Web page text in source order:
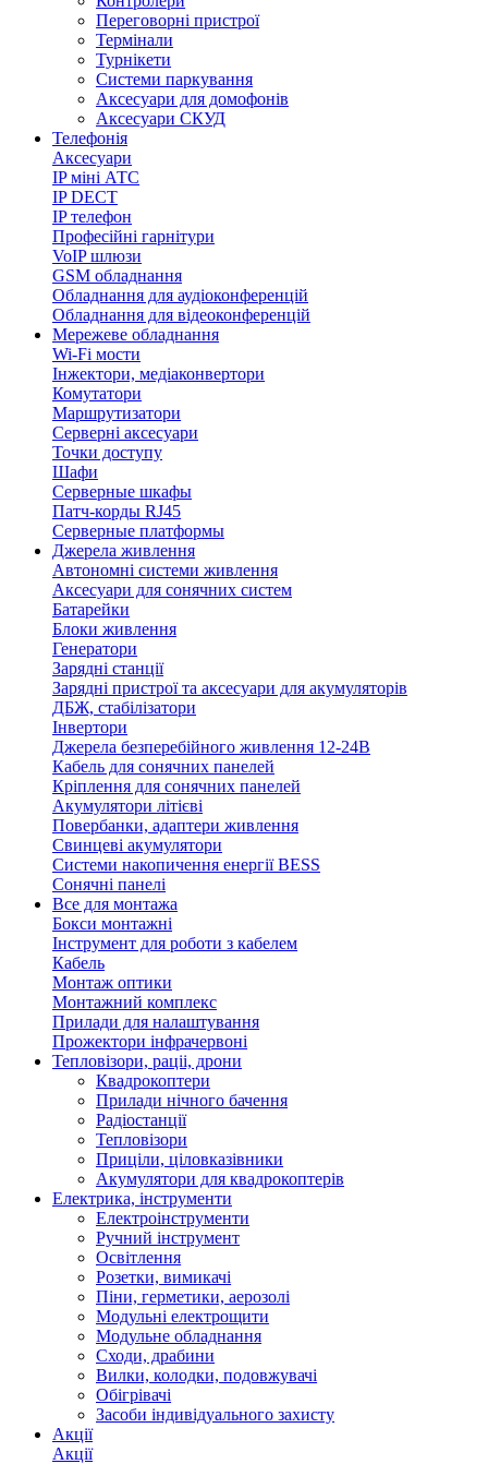
Переговорні пристрої
Термінали
Турнікети
Системи паркування
Аксесуари для домофонів
Аксесуари СКУД
Телефонія
Аксесуари
IP міні АТС
IP DECT
IP телефон
Професійні гарнітури
VoIP шлюзи
GSM обладнання
Обладнання для аудіоконференцій
Обладнання для відеоконференцій
Мережеве обладнання
Wi-Fi мости
Інжектори, медіаконвертори
Комутатори
Маршрутизатори
Серверні аксесуари
Точки доступу
Шафи
Серверные шкафы
Патч-корды RJ45
Серверные платформы
Джерела живлення
Автономні системи живлення
Аксесуари для сонячних систем
Батарейки
Блоки живлення
Генератори
Зарядні станції
Зарядні пристрої та аксесуари для акумуляторів
ДБЖ, стабілізатори
Інвертори
Джерела безперебійного живлення 12-24В
Кабель для сонячних панелей
Кріплення для сонячних панелей
Акумулятори літієві
Повербанки, адаптери живлення
Свинцеві акумулятори
Системи накопичення енергії BESS
Сонячні панелі
Все для монтажа
Бокси монтажні
Інструмент для роботи з кабелем
Кабель
Монтаж оптики
Монтажний комплекс
Прилади для налаштування
Прожектори інфрачервоні
Тепловізори, раціі, дрони
Квадрокоптери
Прилади нічного бачення
Радіостанції
Тепловізори
Приціли, ціловказівники
Акумулятори для квадрокоптерів
Електрика, інструменти
Електроінструменти
Ручний інструмент
Освітлення
Розетки, вимикачі
Піни, герметики, аерозолі
Модульні електрощити
Модульне обладнання
Сходи, драбини
Вилки, колодки, подовжувачі
Обігрівачі
Засоби індивідуального захисту
Акції
Акції